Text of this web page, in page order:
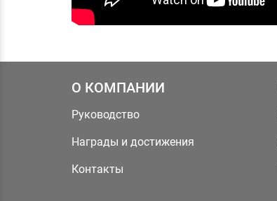
О КОМПАНИИ
Руководство
Награды и достижения
Контакты